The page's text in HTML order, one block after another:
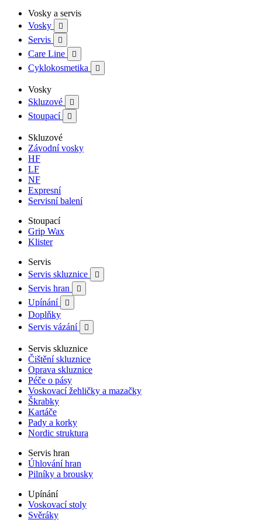
Vosky a servis
Vosky

Servis 
Care Line 
Cyklokosmetika 
Vosky
Skluzové

Stoupací 
Skluzové
Závodní vosky
HF
LF
NF
Expresní
Servisní balení
Stoupací
Grip Wax
Klister
Servis
Servis skluznice

Servis hran 
Upínání 
Doplňky
Servis vázání

Servis skluznice
Čištění skluznice
Oprava skluznice
Péče o pásy
Voskovací žehličky a mazačky
Škrabky
Kartáče
Pady a korky
Nordic struktura
Servis hran
Úhlování hran
Pilníky a brousky
Upínání
Voskovací stoly
Svěráky